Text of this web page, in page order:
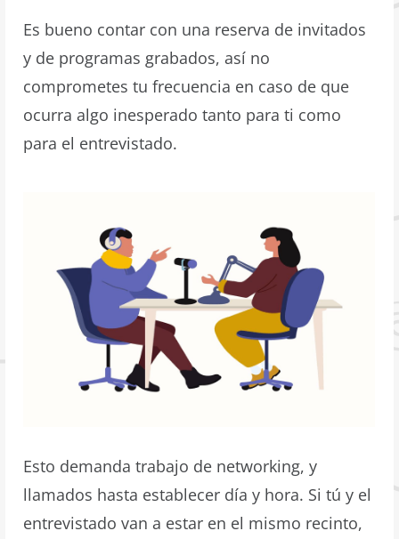
Es bueno contar con una reserva de invitados
y de programas grabados, así no
comprometes tu frecuencia en caso de que
ocurra algo inesperado tanto para ti como
para el entrevistado.
Esto demanda trabajo de networking, y
llamados hasta establecer día y hora. Si tú y el
entrevistado van a estar en el mismo recinto,